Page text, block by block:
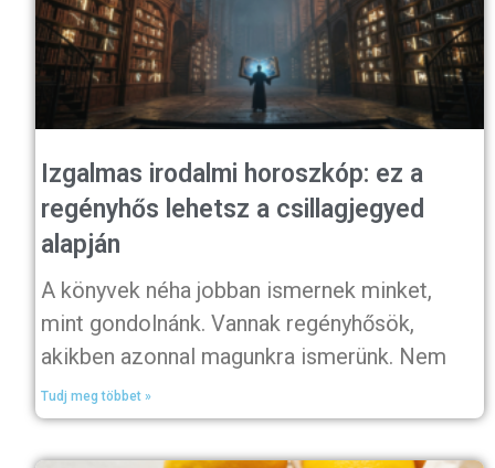
Izgalmas irodalmi horoszkóp: ez a
regényhős lehetsz a csillagjegyed
alapján
A könyvek néha jobban ismernek minket,
mint gondolnánk. Vannak regényhősök,
akikben azonnal magunkra ismerünk. Nem
Tudj meg többet »